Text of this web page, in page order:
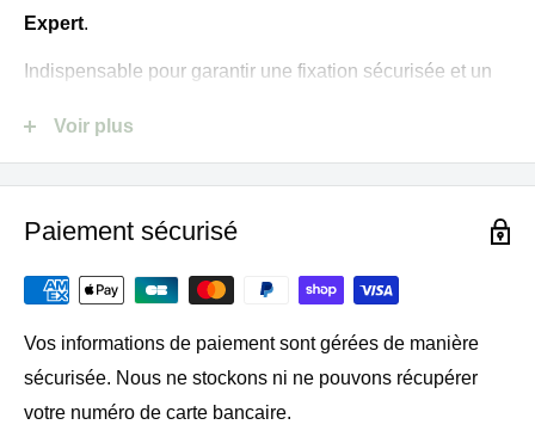
Expert.
Indispensable pour garantir une fixation sécurisée et un
Compatibilité
mat)
Caractéristiques techniques
Voir plus
Paiement sécurisé
Vos informations de paiement sont gérées de manière
sécurisée. Nous ne stockons ni ne pouvons récupérer
votre numéro de carte bancaire.